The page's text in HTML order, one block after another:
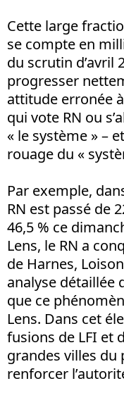
Cette large
se compte en
du scrutin d’avril
progresser
attitude erronée
qui vote RN ou
« le système » –
rouage du «
Par exemple,
RN est passé de
46,5 % ce
Lens, le RN a
de Harnes,
analyse
que ce
Lens. Dans cet
fusions de LFI et
grandes villes du
renforcer